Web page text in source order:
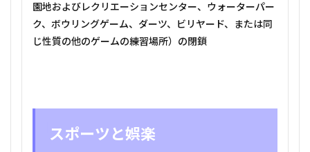
園地およびレクリエーションセンター、ウォーターパー
ク、ボウリングゲーム、ダーツ、ビリヤード、または同
じ性質の他のゲームの練習場所）の閉鎖
スポーツと娯楽